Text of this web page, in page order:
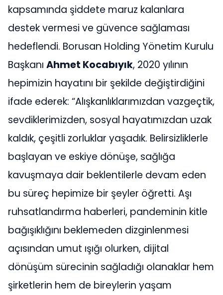
kapsamında şiddete maruz kalanlara
destek vermesi ve güvence sağlaması
hedeflendi. Borusan Holding Yönetim Kurulu
Başkanı Ahmet Kocabıyık, 2020 yılının
hepimizin hayatını bir şekilde değiştirdiğini
ifade ederek: “Alışkanlıklarımızdan vazgeçtik,
sevdiklerimizden, sosyal hayatımızdan uzak
kaldık, çeşitli zorluklar yaşadık. Belirsizliklerle
başlayan ve eskiye dönüşe, sağlığa
kavuşmaya dair beklentilerle devam eden
bu süreç hepimize bir şeyler öğretti. Aşı
ruhsatlandırma haberleri, pandeminin kitle
bağışıklığını beklemeden dizginlenmesi
açısından umut ışığı olurken, dijital
dönüşüm sürecinin sağladığı olanaklar hem
şirketlerin hem de bireylerin yaşam